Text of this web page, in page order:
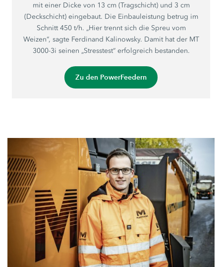
mit einer Dicke von 13 cm (Tragschicht) und 3 cm
(Deckschicht) eingebaut. Die Einbauleistung betrug im
Schnitt 450 t/h. „Hier trennt sich die Spreu vom
Weizen“, sagte Ferdinand Kalinowsky. Damit hat der MT
3000-3i seinen „Stresstest“ erfolgreich bestanden.
Zu den PowerFeedern